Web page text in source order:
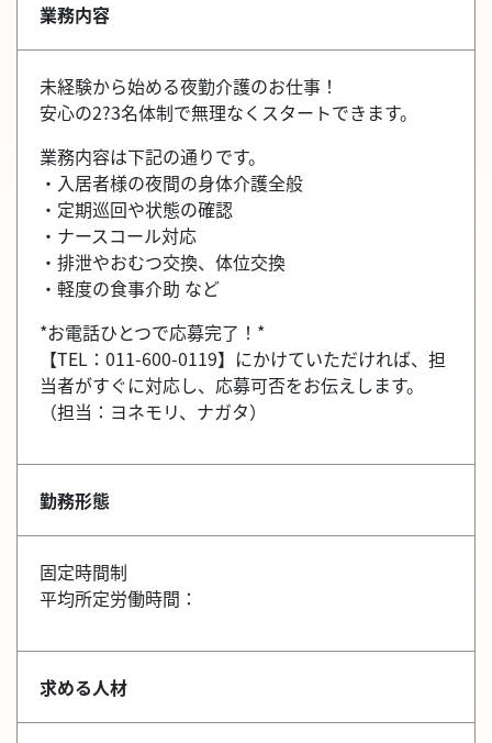
業務内容
未経験から始める夜勤介護のお仕事！
安心の2?3名体制で無理なくスタートできます。
業務内容は下記の通りです。
・入居者様の夜間の身体介護全般
・定期巡回や状態の確認
・ナースコール対応
・排泄やおむつ交換、体位交換
・軽度の食事介助 など
*お電話ひとつで応募完了！*
【TEL：011-600-0119】にかけていただければ、担
当者がすぐに対応し、応募可否をお伝えします。
（担当：ヨネモリ、ナガタ）
勤務形態
固定時間制
平均所定労働時間：
求める人材